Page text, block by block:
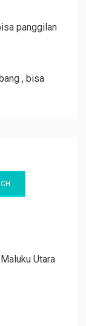
panggilan
, bisa
Utara